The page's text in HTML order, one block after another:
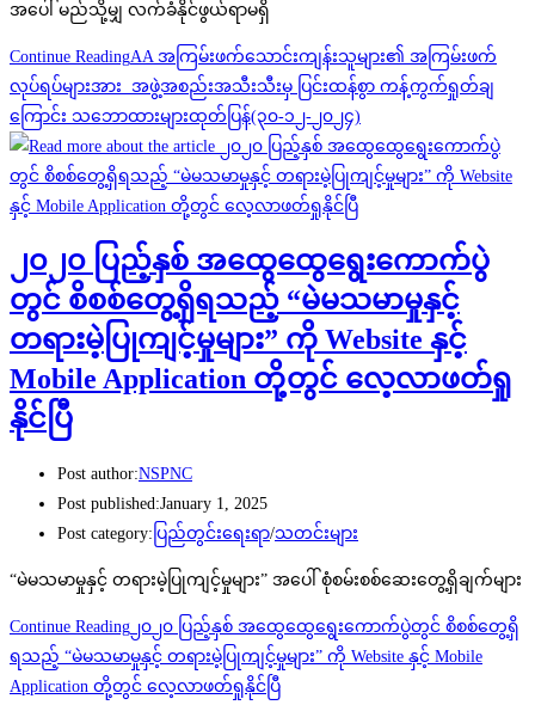
အပေါ် မည်သို့မျှ လက်ခံနိုင်ဖွယ်ရာမရှိ
Continue ReadingAA အကြမ်းဖက်သောင်းကျန်းသူများ၏ အကြမ်းဖက်
လုပ်ရပ်များအား အဖွဲ့အစည်းအသီးသီးမှ ပြင်းထန်စွာ ကန့်ကွက်ရှုတ်ချ
ကြောင်း သဘောထားများထုတ်ပြန်(၃၀-၁၂-၂၀၂၄)
၂၀၂၀ ပြည့်နှစ် အထွေထွေရွေးကောက်ပွဲ
တွင် စိစစ်တွေ့ရှိရသည့် “မဲမသမာမှုနှင့်
တရားမဲ့ပြုကျင့်မှုများ” ကို Website နှင့်
Mobile Application တို့တွင် လေ့လာဖတ်ရှု
နိုင်ပြီ
Post author:NSPNC
Post published:January 1, 2025
Post category: ပြည်တွင်းရေးရာ/သတင်းများ
“မဲမသမာမှုနှင့် တရားမဲ့ပြုကျင့်မှုများ” အပေါ် စုံစမ်းစစ်ဆေးတွေ့ရှိချက်များ
Continue Reading ၂၀၂၀ ပြည့်နှစ် အထွေထွေရွေးကောက်ပွဲတွင် စိစစ်တွေ့ရှိ
ရသည့် “မဲမသမာမှုနှင့် တရားမဲ့ပြုကျင့်မှုများ” ကို Website နှင့် Mobile
Application တို့တွင် လေ့လာဖတ်ရှုနိုင်ပြီ